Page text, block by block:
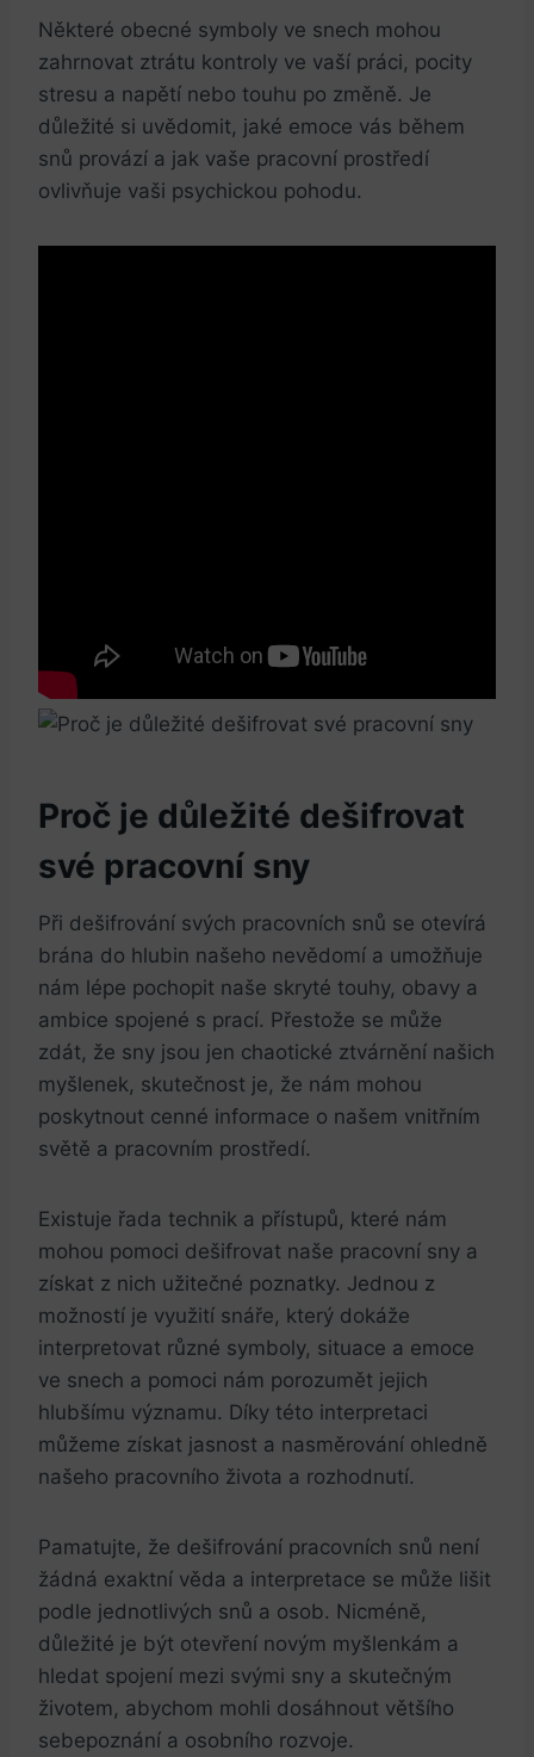
Některé obecné symboly ve snech mohou
zahrnovat ztrátu kontroly ve vaší práci, pocity
stresu a napětí nebo touhu po změně. Je
důležité si uvědomit, jaké emoce vás během
snů provází a jak vaše pracovní prostředí
ovlivňuje vaši psychickou pohodu.
Proč je důležité dešifrovat
své pracovní sny
Při dešifrování svých pracovních snů se otevírá
brána do hlubin našeho nevědomí a umožňuje
nám lépe pochopit naše skryté touhy, obavy a
ambice spojené s prací. Přestože se může
zdát, že sny jsou jen chaotické ztvárnění našich
myšlenek, skutečnost je, že nám mohou
poskytnout cenné informace o našem vnitřním
světě a pracovním prostředí.
Existuje řada technik a přístupů, které nám
mohou pomoci dešifrovat naše pracovní sny a
získat z nich užitečné poznatky. Jednou z
možností je využití snáře, který dokáže
interpretovat různé symboly, situace a emoce
ve snech a pomoci nám porozumět jejich
hlubšímu významu. Díky této interpretaci
můžeme získat jasnost a nasměrování ohledně
našeho pracovního života a rozhodnutí.
Pamatujte, že dešifrování pracovních snů není
žádná exaktní věda a interpretace se může lišit
podle jednotlivých snů a osob. Nicméně,
důležité je být otevření novým myšlenkám a
hledat spojení mezi svými sny a skutečným
životem, abychom mohli dosáhnout většího
sebepoznání a osobního rozvoje.